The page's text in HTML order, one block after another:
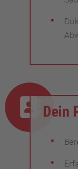
Dein